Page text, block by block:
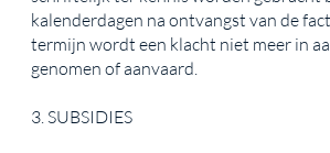
kalenderdagen na ontvangst van de
termijn wordt een klacht niet meer in
genomen of aanvaard.
3. SUBSIDIES